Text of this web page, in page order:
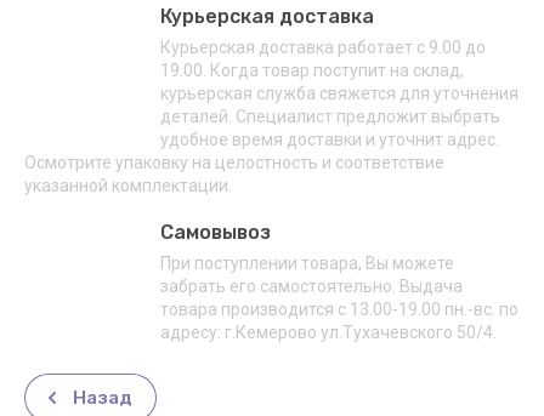
Курьерская доставка
Курьерская доставка работает с 9.00 до
19.00. Когда товар поступит на склад,
курьерская служба свяжется для уточнения
деталей. Специалист предложит выбрать
удобное время доставки и уточнит адрес.
Осмотрите упаковку на целостность и соответствие
указанной комплектации.
Самовывоз
При поступлении товара, Вы можете
забрать его самостоятельно. Выдача
товара производится с 13.00-19.00 пн.-вс. по
адресу: г.Кемерово ул.Тухачевского 50/4.
Назад